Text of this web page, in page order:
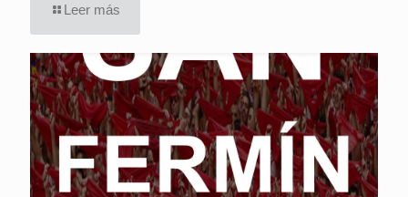
Leer más